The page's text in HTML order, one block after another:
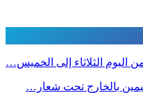
الثلاثاء إلى الخميس…
بالخارج تحت شعار…